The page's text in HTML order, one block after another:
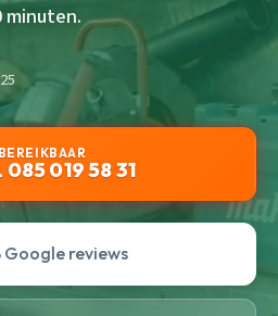
minuten.
085 019 58 31
Google reviews